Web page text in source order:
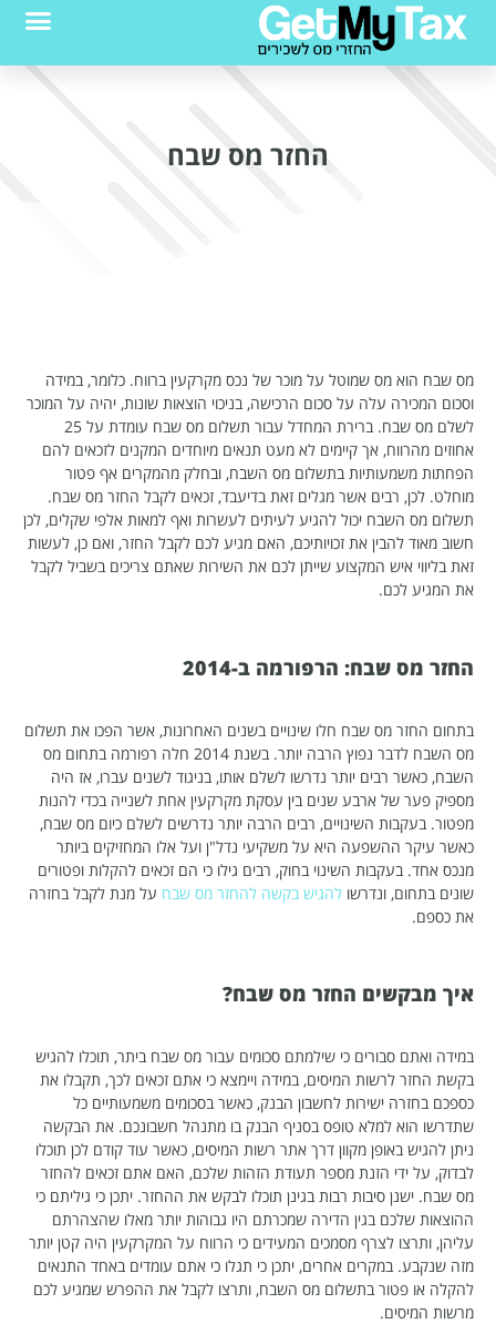
החזר מס שבח
מס שבח הוא מס שמוטל על מוכר של נכס מקרקעין ברווח. כלומר, במידה
וסכום המכירה עלה על סכום הרכישה, בניכוי הוצאות שונות, יהיה על המוכר
לשלם מס שבח. ברירת המחדל עבור תשלום מס שבח עומדת על 25
אחוזים מהרווח, אך קיימים לא מעט תנאים מיוחדים המקנים לזכאים להם
הפחתות משמעותיות בתשלום מס השבח, ובחלק מהמקרים אף פטור
מוחלט. לכן, רבים אשר מגלים זאת בדיעבד, זכאים לקבל החזר מס שבח.
תשלום מס השבח יכול להגיע לעיתים לעשרות ואף למאות אלפי שקלים, לכן
חשוב מאוד להבין את זכויותיכם, האם מגיע לכם לקבל החזר, ואם כן, לעשות
זאת בליווי איש המקצוע שייתן לכם את השירות שאתם צריכים בשביל לקבל
את המגיע לכם.
החזר מס שבח: הרפורמה ב-2014
בתחום החזר מס שבח חלו שינויים בשנים האחרונות, אשר הפכו את תשלום
מס השבח לדבר נפוץ הרבה יותר. בשנת 2014 חלה רפורמה בתחום מס
השבח, כאשר רבים יותר נדרשו לשלם אותו, בניגוד לשנים עברו, אז היה
מספיק פער של ארבע שנים בין עסקת מקרקעין אחת לשנייה בכדי להנות
מפטור. בעקבות השינויים, רבים הרבה יותר נדרשים לשלם כיום מס שבח,
כאשר עיקר ההשפעה היא על משקיעי נדל"ן ועל אלו המחזיקים ביותר
מנכס אחד. בעקבות השינוי בחוק, רבים גילו כי הם זכאים להקלות ופטורים
שונים בתחום, ונדרשו להגיש בקשה להחזר מס שבח על מנת לקבל בחזרה
את כספם.
איך מבקשים החזר מס שבח?
במידה ואתם סבורים כי שילמתם סכומים עבור מס שבח ביתר, תוכלו להגיש
בקשת החזר לרשות המיסים, במידה ויימצא כי אתם זכאים לכך, תקבלו את
כספכם בחזרה ישירות לחשבון הבנק, כאשר בסכומים משמעותיים כל
שתדרשו הוא למלא טופס בסניף הבנק בו מתנהל חשבונכם. את הבקשה
ניתן להגיש באופן מקוון דרך אתר רשות המיסים, כאשר עוד קודם לכן תוכלו
לבדוק, על ידי הזנת מספר תעודת הזהות שלכם, האם אתם זכאים להחזר
מס שבח. ישנן סיבות רבות בגינן תוכלו לבקש את ההחזר. יתכן כי גיליתם כי
ההוצאות שלכם בגין הדירה שמכרתם היו גבוהות יותר מאלו שהצהרתם
עליהן, ותרצו לצרף מסמכים המעידים כי הרווח על המקרקעין היה קטן יותר
מזה שנקבע. במקרים אחרים, יתכן כי תגלו כי אתם עומדים באחד התנאים
להקלה או פטור בתשלום מס השבח, ותרצו לקבל את ההפרש שמגיע לכם
מרשות המיסים.